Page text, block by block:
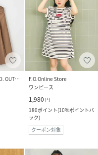
UNITED ARROWS LTD. OUTLET
F.O.Online Store
ワンピース
1,980 円
180ポイント(10%ポイントバ
ック)
クーポン対象